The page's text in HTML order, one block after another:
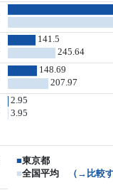
141.5
245.64
148.69
207.97
2.95
3.95
■東京都
■全国平均 （→比較